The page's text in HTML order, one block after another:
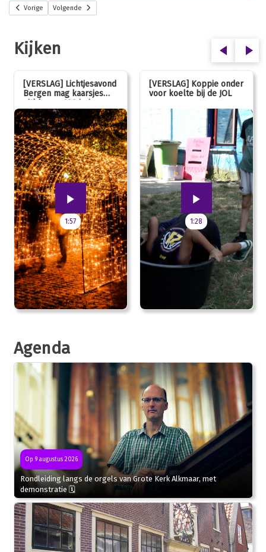
Vorige Volgende
Kijken
[VERSLAG] Lichtjesavond
Bergen mag kaarsjes
uitblazen: 100 jarig
jubileum!
1:57
[VERSLAG] Koppie onder
voor koelte bij de JOL
1:28
Agenda
Op 9 augustus 2026
Rondleiding langs de orgels van Grote Kerk Alkmaar, met
demonstratie 🗓